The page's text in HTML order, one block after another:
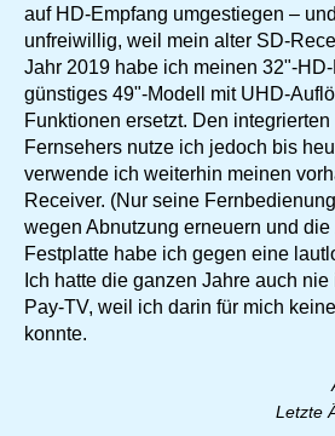
auf HD-Empfang umgestiegen –
unfreiwillig, weil mein alter SD-
Jahr 2019 habe ich meinen 32"-
günstiges 49"-Modell mit UHD-
Funktionen ersetzt. Den
Fernsehers nutze ich jedoch bis
verwende ich weiterhin meinen
Receiver. (Nur seine
wegen Abnutzung erneuern und
Festplatte habe ich gegen eine
Ich hatte die ganzen Jahre auch
Pay-TV, weil ich darin für mich
konnte.
Letzte